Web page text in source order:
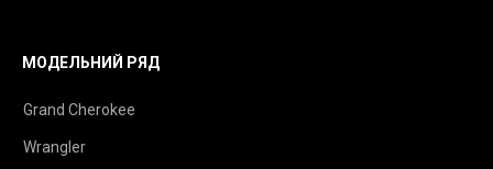
МОДЕЛЬНИЙ РЯД
Grand Cherokee
Wrangler